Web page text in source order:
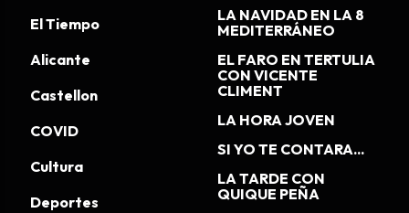
El Tiempo
Alicante
Castellon
COVID
Cultura
Deportes
LA NAVIDAD EN LA 8
MEDITERRÁNEO
EL FARO EN TERTULIA
CON VICENTE
CLIMENT
LA HORA JOVEN
SI YO TE CONTARA...
LA TARDE CON
QUIQUE PEÑA